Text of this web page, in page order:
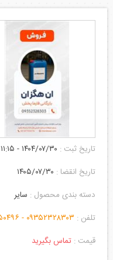
تاریخ ثبت : ۱۴۰۴/۰۷/۳۰ - ۱۱:۱۵
تاریخ انقضا : ۱۴۰۵/۰۷/۳۰
دسته بندی محصول : سایر
تلفن : ۰۹۳۵۲۳۲۸۳۰۳ -
قیمت : تماس بگیرید